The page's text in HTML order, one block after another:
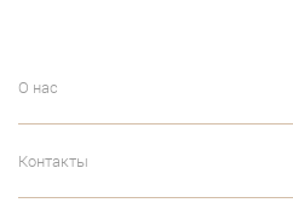
О нас
Контакты